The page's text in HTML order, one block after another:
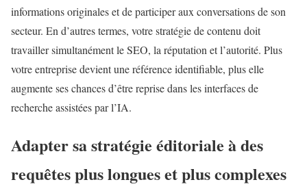
informations originales et de participer aux conversations de son
secteur. En d’autres termes, votre stratégie de contenu doit
travailler simultanément le SEO, la réputation et l’autorité. Plus
votre entreprise devient une référence identifiable, plus elle
augmente ses chances d’être reprise dans les interfaces de
recherche assistées par l’IA.
Adapter sa stratégie éditoriale à des
requêtes plus longues et plus complexes